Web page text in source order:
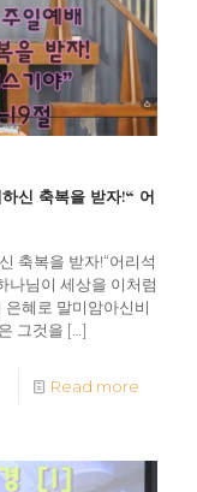
신 축복을 받자!“ 어
축복을 받자!“어리석
나님이 세상을 이처럼
혜로 말미암아신비
그것을 […]
Read more